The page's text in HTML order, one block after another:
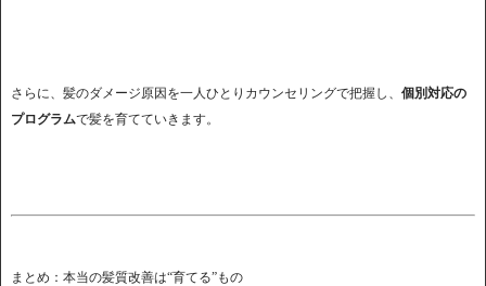
さらに、髪のダメージ原因を一人ひとりカウンセリングで把握し、 個別対応の
プログラムで髪を育てていきます。
まとめ：本当の髪質改善は“育てる”もの